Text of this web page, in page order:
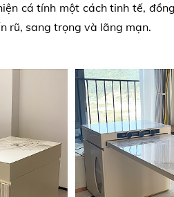
cá tính một cách tinh tế,
rũ, sang trọng và lãng mạn.